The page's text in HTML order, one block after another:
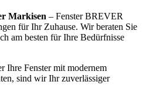
Markisen – Fenster BREVER
für Ihr Zuhause. Wir beraten Sie
am besten für Ihre Bedürfnisse
Ihre Fenster mit modernem
sind wir Ihr zuverlässiger